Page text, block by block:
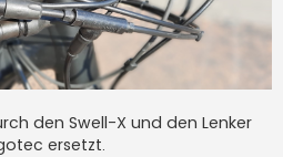
den Swell-X und den Lenker
ersetzt.